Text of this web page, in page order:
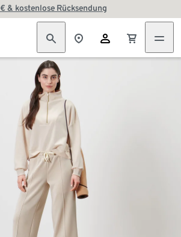
& kostenlose Rücksendung